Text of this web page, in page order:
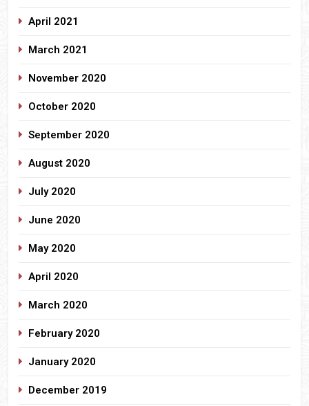
April 2021
March 2021
November 2020
October 2020
September 2020
August 2020
July 2020
June 2020
May 2020
April 2020
March 2020
February 2020
January 2020
December 2019